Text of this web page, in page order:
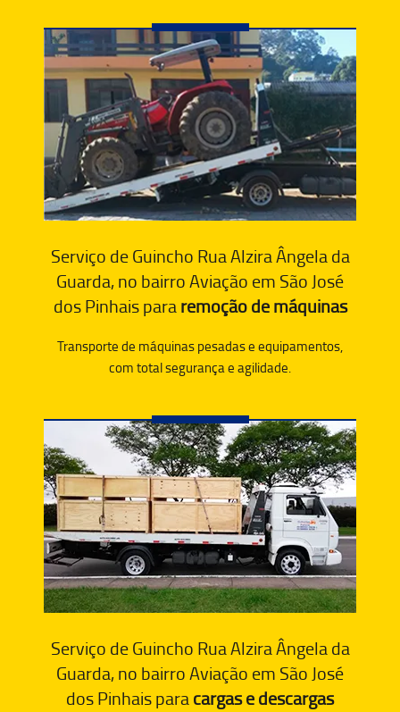
Serviço de Guincho Rua Alzira Ângela da
Guarda, no bairro Aviação em São José
dos Pinhais pararemoção de máquinas
Transporte de máquinas pesadas e equipamentos,
com total segurança e agilidade.
Serviço de Guincho Rua Alzira Ângela da
Guarda, no bairro Aviação em São José
dos Pinhais paracargas e descargas